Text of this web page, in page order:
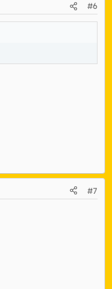
#6
#7